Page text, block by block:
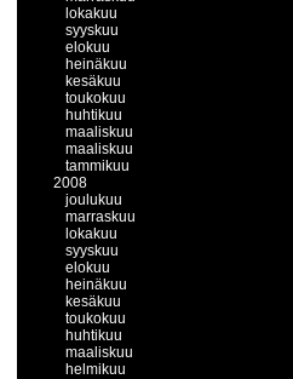
lokakuu
syyskuu
elokuu
heinäkuu
kesäkuu
toukokuu
huhtikuu
maaliskuu
maaliskuu
tammikuu
2008
joulukuu
marraskuu
lokakuu
syyskuu
elokuu
heinäkuu
kesäkuu
toukokuu
huhtikuu
maaliskuu
helmikuu